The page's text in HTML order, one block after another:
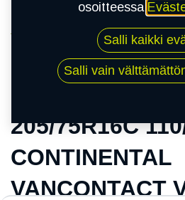
205/75R16C 110/108R
VANCONTACT VIKING EVC
205/75R16C
CONTINENTAL
VANCONTACT
osoitteessa
Salli kaikki
Salli vain